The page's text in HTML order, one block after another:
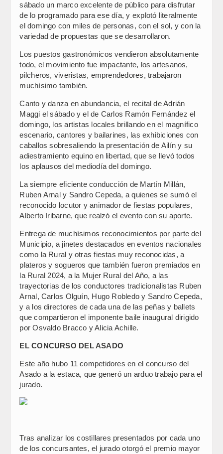
sábado un marco excelente de público para disfrutar
de lo programado para ese día, y explotó literalmente
el domingo con miles de personas, con el sol, y con la
variedad de propuestas que se desarrollaron.
Los puestos gastronómicos vendieron absolutamente
todo, el movimiento fue impactante, los artesanos,
pilcheros, viveristas, emprendedores, trabajaron
muchísimo también.
Canto y danza en abundancia, el recital de Adrián
Maggi el sábado y el de Carlos Ramón Fernández el
domingo, los artistas locales brillando en el magnífico
escenario, cantores y bailarines, las exhibiciones con
caballos sobresaliendo la presentación de Ailín y su
adiestramiento equino en libertad, que se llevó todos
los aplausos del mediodía del domingo.
La siempre eficiente conducción de Martín Millán,
Ruben Arnal y Sandro Cepeda, a quienes se sumó el
reconocido locutor y animador de fiestas populares,
Alberto Iribarne, que realzó el evento con su aporte.
Entrega de muchísimos reconocimientos por parte del
Municipio, a jinetes destacados en eventos nacionales
como la Rural y otras fiestas muy reconocidas, a
plateros y sogueros que también fueron premiados en
la Rural 2024, a la Mujer Rural del Año, a las
trayectorias de los conductores tradicionalistas Ruben
Arnal, Carlos Olguín, Hugo Robledo y Sandro Cepeda,
y a los directores de cada una de las peñas y ballets
que compartieron el imponente baile inaugural dirigido
por Osvaldo Bracco y Alicia Achille.
EL CONCURSO DEL ASADO
Este año hubo 11 competidores en el concurso del
Asado a la estaca, que generó un arduo trabajo para el
jurado.
Tras analizar los costillares presentados por cada uno
de los concursantes, el jurado otorgó el premio mayor